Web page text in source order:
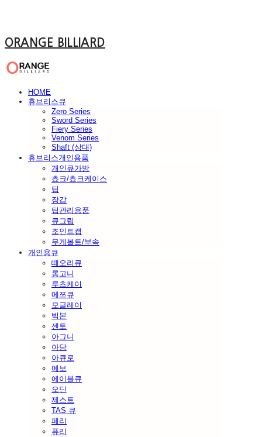
ORANGE BILLIARD
HOME
휴브리스큐
Zero Series
Sword Series
Fiery Series
Venom Series
Shaft (상대)
휴브리스개인용품
개인큐가방
쵸크/쵸크케이스
팁
장갑
팁관리용품
큐그립
조인트캡
무게볼트/부속
개인용큐
떼오리큐
롱고니
루츠케이
메쯔큐
모글레이
빅본
센토
아그니
아담
아큐로
에보
에이블큐
오딘
제스트
TAS 큐
페리
퓨리